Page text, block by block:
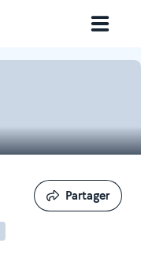
Partager
Partager